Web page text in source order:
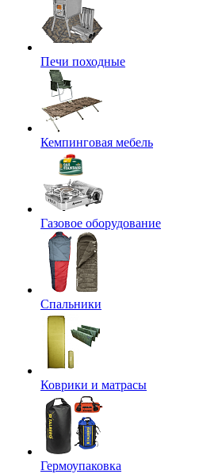
Печи походные
Кемпинговая мебель
Газовое оборудование
Спальники
Коврики и матрасы
Гермоупаковка